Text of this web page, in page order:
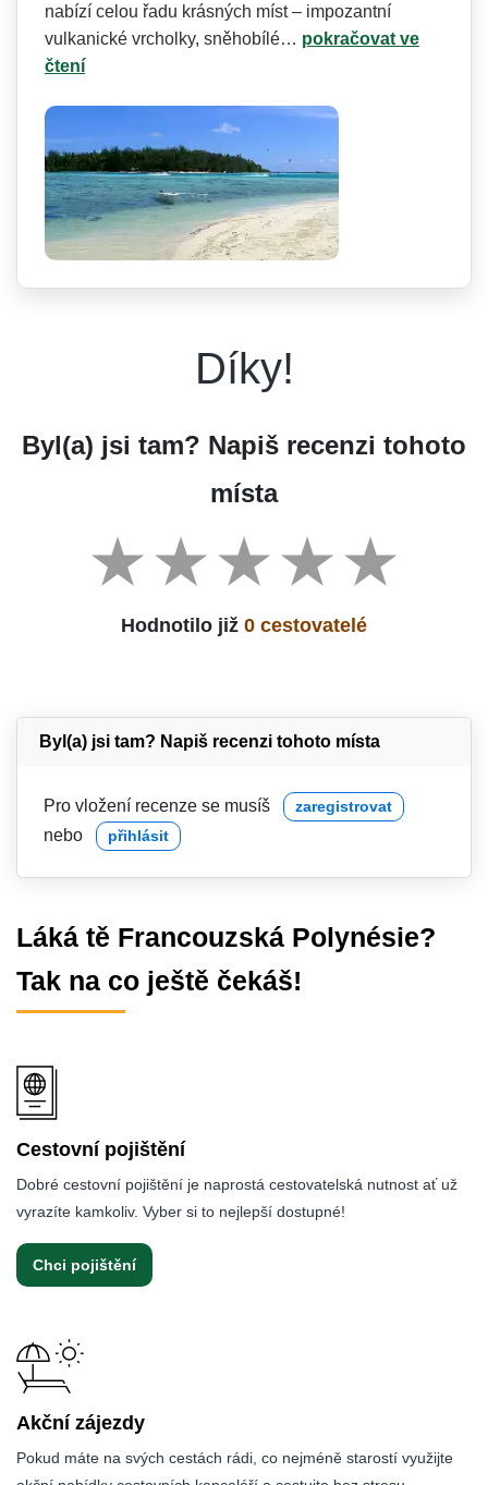
nabízí celou řadu krásných míst – impozantní
vulkanické vrcholky, sněhobílé… pokračovat ve
čtení
Díky!
Byl(a) jsi tam? Napiš recenzi tohoto
místa
Hodnotilo již 0 cestovatelé
Byl(a) jsi tam? Napiš recenzi tohoto místa
Pro vložení recenze se musíš zaregistrovat
nebo přihlásit
Láká tě Francouzská Polynésie?
Tak na co ještě čekáš!
Cestovní pojištění
Dobré cestovní pojištění je naprostá cestovatelská nutnost ať už
vyrazíte kamkoliv. Vyber si to nejlepší dostupné!
Chci pojištění
Akční zájezdy
Pokud máte na svých cestách rádi, co nejméně starostí využijte